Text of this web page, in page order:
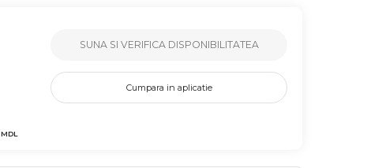
MDL
SUNA SI VERIFICA DISPONIBILITATEA
Cumpara in aplicatie